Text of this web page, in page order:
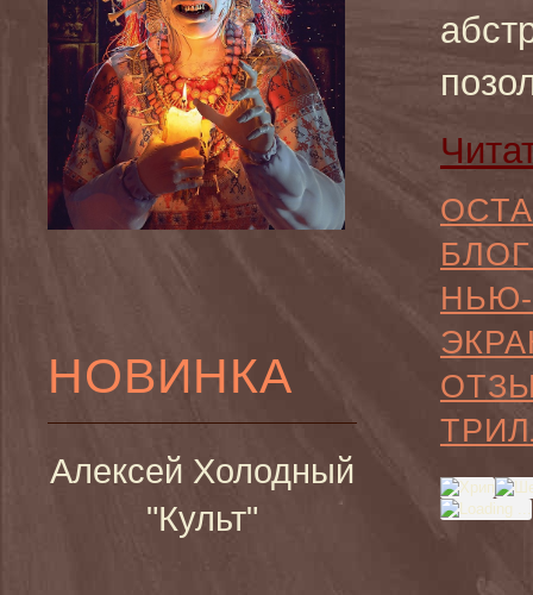
НОВИНКА
Алексей Холодный
"Культ"
БЛОГ